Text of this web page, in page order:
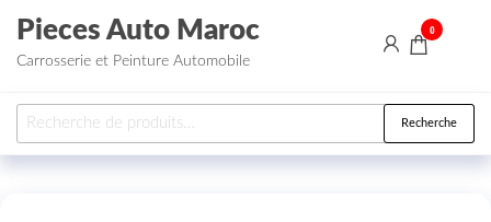
Aller au contenu
Pieces Auto Maroc
Carrosserie et Peinture Automobile
0
Recherche pour : Recherche